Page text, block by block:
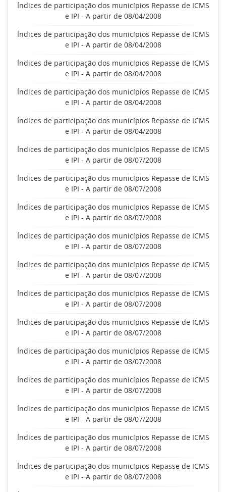
Índices de participação dos municípios Repasse de ICMS
e IPI - A partir de 08/04/2008
Índices de participação dos municípios Repasse de ICMS
e IPI - A partir de 08/04/2008
Índices de participação dos municípios Repasse de ICMS
e IPI - A partir de 08/04/2008
Índices de participação dos municípios Repasse de ICMS
e IPI - A partir de 08/04/2008
Índices de participação dos municípios Repasse de ICMS
e IPI - A partir de 08/04/2008
Índices de participação dos municípios Repasse de ICMS
e IPI - A partir de 08/07/2008
Índices de participação dos municípios Repasse de ICMS
e IPI - A partir de 08/07/2008
Índices de participação dos municípios Repasse de ICMS
e IPI - A partir de 08/07/2008
Índices de participação dos municípios Repasse de ICMS
e IPI - A partir de 08/07/2008
Índices de participação dos municípios Repasse de ICMS
e IPI - A partir de 08/07/2008
Índices de participação dos municípios Repasse de ICMS
e IPI - A partir de 08/07/2008
Índices de participação dos municípios Repasse de ICMS
e IPI - A partir de 08/07/2008
Índices de participação dos municípios Repasse de ICMS
e IPI - A partir de 08/07/2008
Índices de participação dos municípios Repasse de ICMS
e IPI - A partir de 08/07/2008
Índices de participação dos municípios Repasse de ICMS
e IPI - A partir de 08/07/2008
Índices de participação dos municípios Repasse de ICMS
e IPI - A partir de 08/07/2008
Índices de participação dos municípios Repasse de ICMS
e IPI - A partir de 08/07/2008